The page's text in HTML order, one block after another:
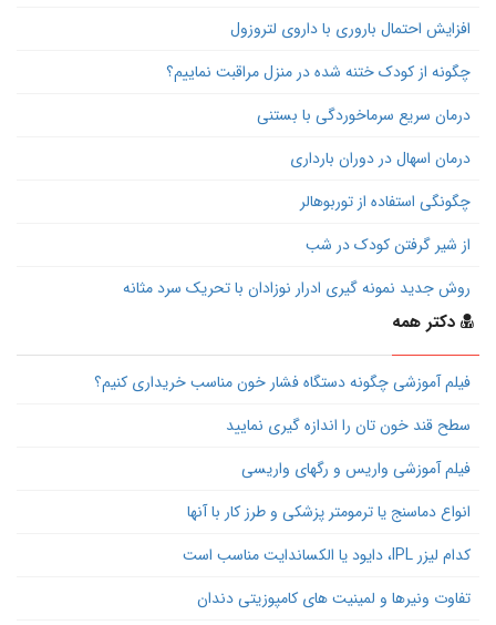
افزایش احتمال باروری با داروی لتروزول
چگونه از کودک ختنه شده در منزل مراقبت نماییم؟
درمان سریع سرماخوردگی با بستنی
درمان اسهال در دوران بارداری
چگونگی استفاده از توربوهالر
از شیر گرفتن کودک در شب
روش جدید نمونه گیری ادرار نوزادان با تحریک سرد مثانه
دکتر همه
فیلم آموزشی چگونه دستگاه فشار خون مناسب خریداری کنیم؟
سطح قند خون تان را اندازه گیری نمایید
فیلم آموزشی واریس و رگهای واریسی
انواع دماسنج یا ترمومتر پزشکی و طرز کار با آنها
کدام لیزر IPL، دایود یا الکساندایت مناسب است
تفاوت ونیرها و لمینیت های کامپوزیتی دندان